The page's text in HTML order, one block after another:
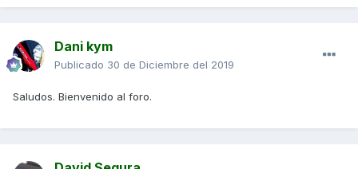
Dani kym
Publicado 30 de Diciembre del 2019
Saludos. Bienvenido al foro.